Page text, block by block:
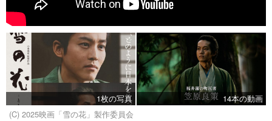
1枚の写真
14本の動画
(C) 2025映画「雪の花」製作委員会